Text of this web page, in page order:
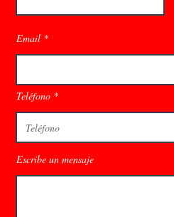
Email
Teléfono
Escribe un mensaje